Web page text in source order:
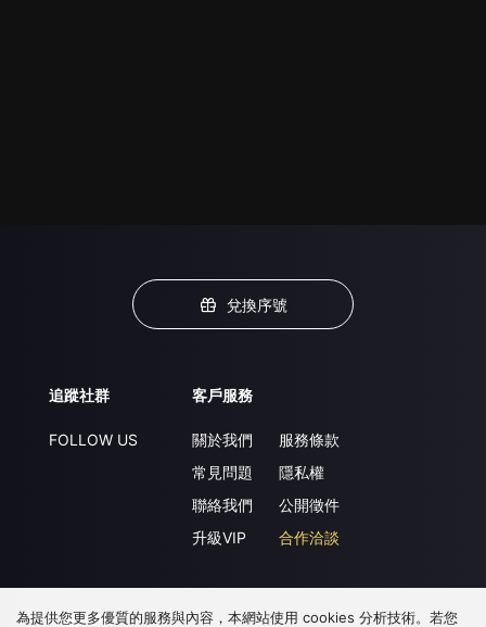
兌換序號
追蹤社群
FOLLOW US
客戶服務
關於我們
常見問題
聯絡我們
升級VIP
服務條款
隱私權
公開徵件
合作洽談
下載 APP
為提供您更多優質的服務與內容，本網站使用 cookies 分析技術。若您